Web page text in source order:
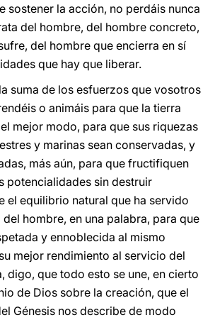
sostener la acción, no perdáis nunca
del hombre, del hombre concreto,
del hombre que encierra en sí
que hay que liberar.
suma de los esfuerzos que vosotros
o animáis para que la tierra
mejor modo, para que sus riquezas
y marinas sean conservadas, y
más aún, para que fructifiquen
potencialidades sin destruir
el equilibrio natural que ha servido
hombre, en una palabra, para que
y ennoblecida al mismo
mejor rendimiento al servicio del
digo, que todo esto se une, en cierto
de Dios sobre la creación, que el
Génesis nos describe de modo